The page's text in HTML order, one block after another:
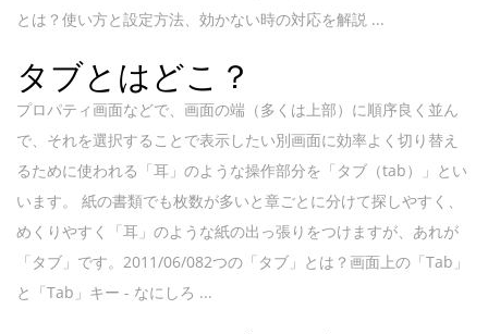
とは？使い方と設定方法、効かない時の対応を解説 ...
タブとはどこ？
プロパティ画面などで、画面の端（多くは上部）に順序良く並ん
で、それを選択することで表示したい別画面に効率よく切り替え
るために使われる「耳」のような操作部分を「タブ（tab）」とい
います。 紙の書類でも枚数が多いと章ごとに分けて探しやすく、
めくりやすく「耳」のような紙の出っ張りをつけますが、あれが
「タブ」です。2011/06/082つの「タブ」とは？画面上の「Tab」
と「Tab」キー - なにしろ ...